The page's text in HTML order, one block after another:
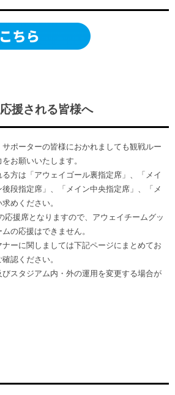
援される皆様へ
ポーターの皆様におかれましても観戦ルー
お願いいたします。
方は「アウェイゴール裏指定席」、「メイ
段指定席」、「メイン中央指定席」、「メ
めください。
応援席となりますので、アウェイチームグッ
の応援はできません。
ーに関しましては下記ページにまとめてお
認ください。
スタジアム内・外の運用を変更する場合が